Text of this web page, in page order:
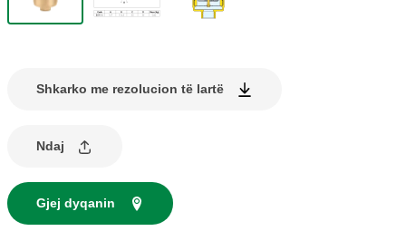
Shkarko me rezolucion të lartë
Ndaj
Gjej dyqanin